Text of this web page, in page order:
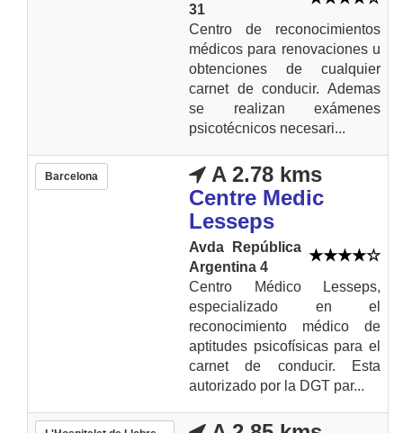
31
Centro de reconocimientos
médicos para renovaciones u
obtenciones de cualquier
carnet de conducir. Ademas
se realizan exámenes
psicotécnicos necesari...
Barcelona
A 2.78 kms
Centre Medic
Lesseps
Avda República
Argentina 4
Centro Médico Lesseps,
especializado en el
reconocimiento médico de
aptitudes psicofísicas para el
carnet de conducir. Esta
autorizado por la DGT par...